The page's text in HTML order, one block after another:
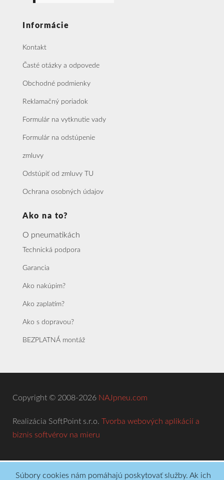
Informácie
Kontakt
Časté otázky a odpovede
Obchodné podmienky
Reklamačný poriadok
Formulár na vytknutie vady
Formulár na odstúpenie
zmluvy
Odstúpiť od zmluvy TU
Ochrana osobných údajov
Ako na to?
O pneumatikách
Technická podpora
Garancia
Ako nakúpim?
Ako zaplatím?
Ako s dopravou?
BEZPLATNÁ montáž
Copyright © 2008-2026 NAJpneu.com
Realizácia SoftPoint s.r.o. Tvorba webových aplikácií a
biznis softvérov na mieru
Súbory cookies nám pomáhajú poskytovať služby. Ak ich